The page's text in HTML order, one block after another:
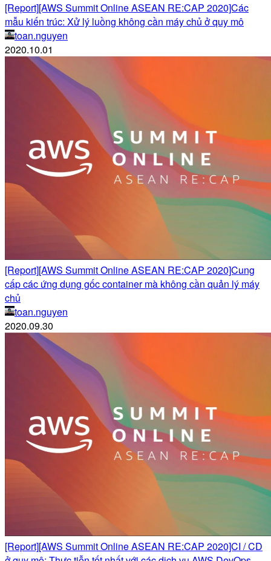
[Report][AWS Summit Online ASEAN RE:CAP 2020]Các
mẫu kiến trúc: Xử lý luồng không cần máy chủ ở quy mô
toan.nguyen
2020.10.01
[Report][AWS Summit Online ASEAN RE:CAP 2020]Cung
cấp các ứng dụng gốc container mà không cần quản lý máy
chủ
toan.nguyen
2020.09.30
[Report][AWS Summit Online ASEAN RE:CAP 2020]CI / CD